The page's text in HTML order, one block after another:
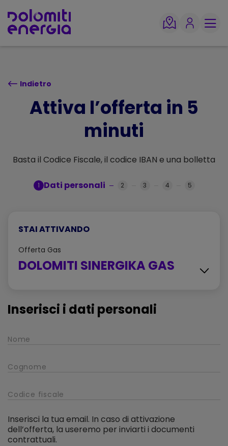
TORNA SU
Indietro
Attiva l’offerta in 5
minuti
Basta il Codice Fiscale, il codice IBAN e una bolletta
1 Dati personali 2 3 4 5
STAI ATTIVANDO
Offerta Gas
DOLOMITI SINERGIKA GAS
Scheda sintetica dell'offerta - DOLOMITI
DOLOMITI SINERGIKA GAS
sottoscritto
Inserisci i dati personali
Inserisci la tua email. In caso di attivazione
dell’offerta, la useremo per inviarti i documenti
contrattuali.